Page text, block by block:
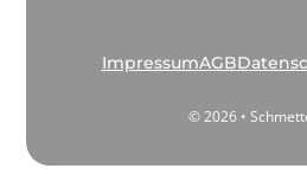
ImpressumAGB
© 2026 •